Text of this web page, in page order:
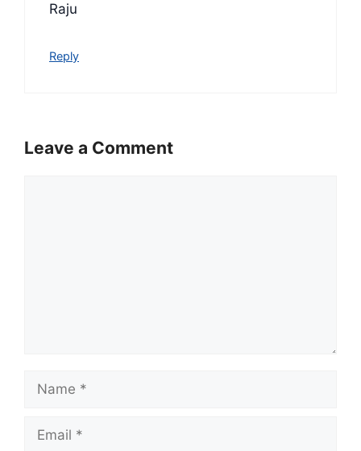
Raju
Reply
Leave a Comment
Name
Email